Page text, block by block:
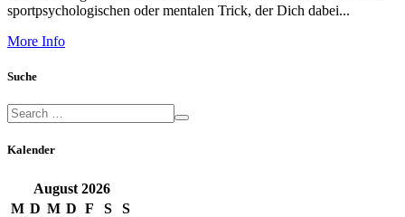
sportpsychologischen oder mentalen Trick, der Dich dabei...
More Info
Suche
Kalender
August 2026
M D M D F S
S